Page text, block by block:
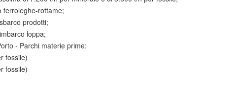
ferroleghe-rottame;
prodotti;
loppa;
- Parchi materie prime:
fossile)
fossile)